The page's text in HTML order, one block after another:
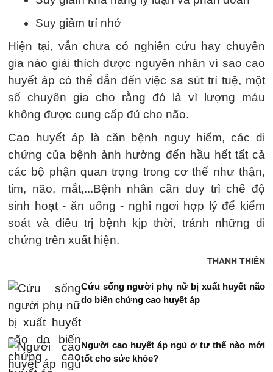
Suy giảm trí nhớ
Hiện tại, vẫn chưa có nghiên cứu hay chuyên
gia nào giải thích được nguyên nhân vì sao cao
huyết áp có thể dẫn đến việc sa sút trí tuệ, một
số chuyên gia cho rằng đó là vì lượng máu
không được cung cấp đủ cho não.
Cao huyết áp là căn bệnh nguy hiểm, các di
chứng của bệnh ảnh hưởng đến hầu hết tất cả
các bộ phận quan trọng trong cơ thể như thận,
tim, não, mắt,...Bệnh nhân cần duy trì chế độ
sinh hoạt - ăn uống - nghỉ ngơi hợp lý để kiểm
soát và điều trị bệnh kịp thời, tránh những di
chứng trên xuất hiện.
THANH THIÊN
Cứu sống người phụ nữ bị xuất huyết não
do biến chứng cao huyết áp
Người cao huyết áp ngủ ở tư thế nào mới
tốt cho sức khỏe?